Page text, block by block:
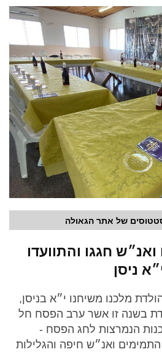
של אתר הגאולה
חגגו והתוועדו
ניסן
מלכנו משיחנו י״א בניסן,
בשנה זו אשר ערב הפסח חל
הנמרצות לחג הפסח -
ואנ״ש חיפה והגלילות